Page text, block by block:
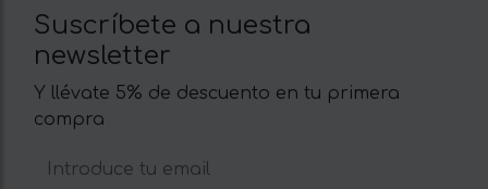
Suscríbete a nuestra
newsletter
Y llévate 5% de descuento en tu primera
compra